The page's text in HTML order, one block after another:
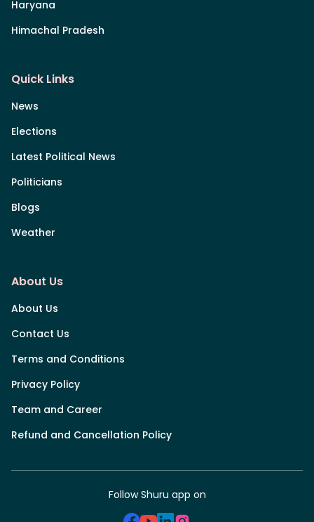
Haryana
Himachal Pradesh
Quick Links
News
Elections
Latest Political News
Politicians
Blogs
Weather
About Us
About Us
Contact Us
Terms and Conditions
Privacy Policy
Team and Career
Refund and Cancellation Policy
Follow Shuru app on